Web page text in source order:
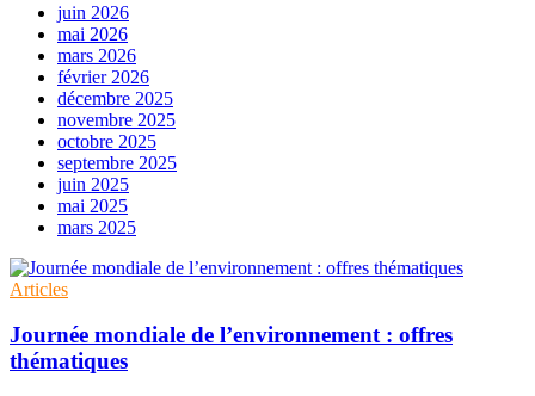
juin 2026
mai 2026
mars 2026
février 2026
décembre 2025
novembre 2025
octobre 2025
septembre 2025
juin 2025
mai 2025
mars 2025
Articles
Journée mondiale de l’environnement : offres
thématiques